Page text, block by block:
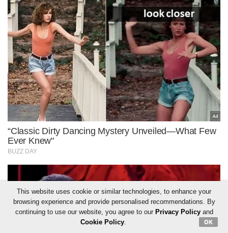
This website uses cookie or similar technologies, to enhance your
browsing experience and provide personalised recommendations. By
continuing to use our website, you agree to our Privacy Policyand
Cookie Policy. OK